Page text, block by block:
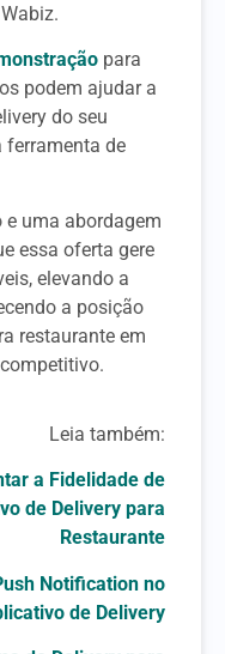
para
podem ajudar a
do seu
ferramenta de
uma abordagem
essa oferta gere
elevando a
a posição
restaurante em
Leia também:
a Fidelidade de
de Delivery para
Restaurante
Notification no
de Delivery